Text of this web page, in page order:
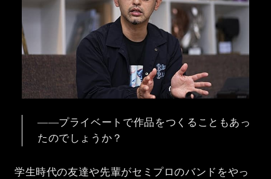
――プライベートで作品をつくることもあっ
たのでしょうか？
学生時代の友達や先輩がセミプロのバンドをやっ